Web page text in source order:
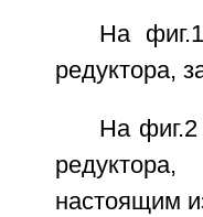
На
редуктора,
На фиг.2
настоящим